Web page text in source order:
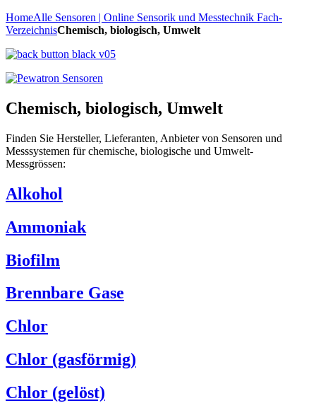
HomeAlle Sensoren | Online Sensorik und Messtechnik Fach-
VerzeichnisChemisch, biologisch, Umwelt
Chemisch, biologisch, Umwelt
Finden Sie Hersteller, Lieferanten, Anbieter von Sensoren und
Messsystemen für chemische, biologische und Umwelt-
Messgrössen:
Alkohol
Ammoniak
Biofilm
Brennbare Gase
Chlor
Chlor (gasförmig)
Chlor (gelöst)